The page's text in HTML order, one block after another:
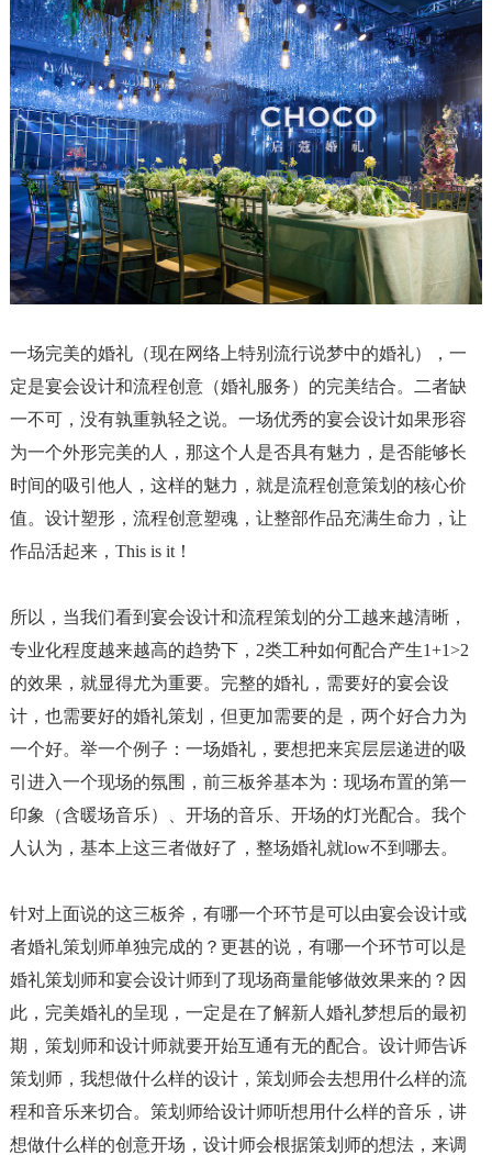
一场完美的婚礼（现在网络上特别流行说梦中的婚礼），一
定是宴会设计和流程创意（婚礼服务）的完美结合。二者缺
一不可，没有孰重孰轻之说。一场优秀的宴会设计如果形容
为一个外形完美的人，那这个人是否具有魅力，是否能够长
时间的吸引他人，这样的魅力，就是流程创意策划的核心价
值。设计塑形，流程创意塑魂，让整部作品充满生命力，让
作品活起来， This is it！
所以，当我们看到宴会设计和流程策划的分工越来越清晰，
专业化程度越来越高的趋势下， 2类工种如何配合产生1+1>2
的效果，就显得尤为重要。完整的婚礼，需要好的宴会设
计，也需要好的婚礼策划，但更加需要的是，两个好合力为
一个好。举一个例子：一场婚礼，要想把来宾层层递进的吸
引进入一个现场的氛围，前三板斧基本为：现场布置的第一
印象（含暖场音乐）、开场的音乐、开场的灯光配合。我个
人认为，基本上这三者做好了，整场婚礼就low不到哪去。
针对上面说的这三板斧，有哪一个环节是可以由宴会设计或
者婚礼策划师单独完成的？更甚的说，有哪一个环节可以是
婚礼策划师和宴会设计师到了现场商量能够做效果来的？因
此，完美婚礼的呈现，一定是在了解新人婚礼梦想后的最初
期，策划师和设计师就要开始互通有无的配合。设计师告诉
策划师，我想做什么样的设计，策划师会去想用什么样的流
程和音乐来切合。策划师给设计师听想用什么样的音乐，讲
想做什么样的创意开场，设计师会根据策划师的想法，来调